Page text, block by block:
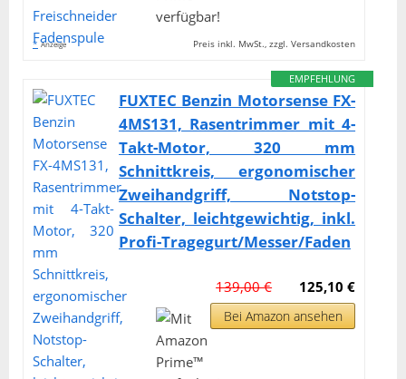
* Anzeige Preis inkl. MwSt., zzgl. Versandkosten
EMPFEHLUNG
FUXTEC Benzin Motorsense FX-
4MS131, Rasentrimmer mit 4-
Takt-Motor, 320 mm
Schnittkreis, ergonomischer
Zweihandgriff, Notstop-
Schalter, leichtgewichtig, inkl.
Profi-Tragegurt/Messer/Faden
125,10 €
139,00 €
Bei Amazon ansehen